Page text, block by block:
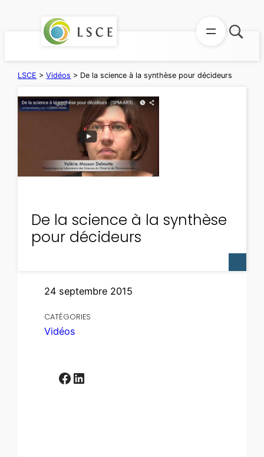
LSCE >Vidéos > De la science à la synthèse pour décideurs
De la science à la synthèse
pour décideurs
24 septembre 2015
CATÉGORIES
Vidéos
Facebook LinkedIn